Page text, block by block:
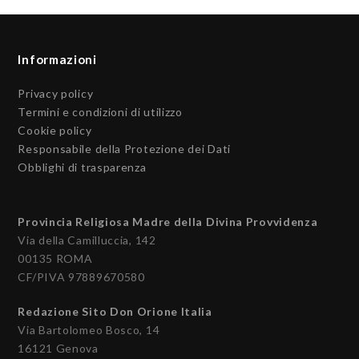
Informazioni
Privacy policy
Termini e condizioni di utilizzo
Cookie policy
Responsabile della Protezione dei Dati
Obblighi di trasparenza
Provincia Religiosa Madre della Divina Provvidenza
Via della Camilluccia, 142
00135 ROMA
CF/PIVA 97889670580
Redazione Sito Don Orione Italia
Via Bartolomeo Bosco, 14
16121 Genova